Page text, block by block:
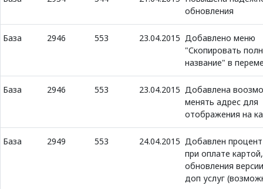
обновления
База 2946 553 23.04.2015 Добавлено меню
"Скопировать
название" в
База 2946 553 23.04.2015 Добавлена
менять адрес для
отображения на
База 2949 553 24.04.2015 Добавлен
при оплате
обновления
доп услуг